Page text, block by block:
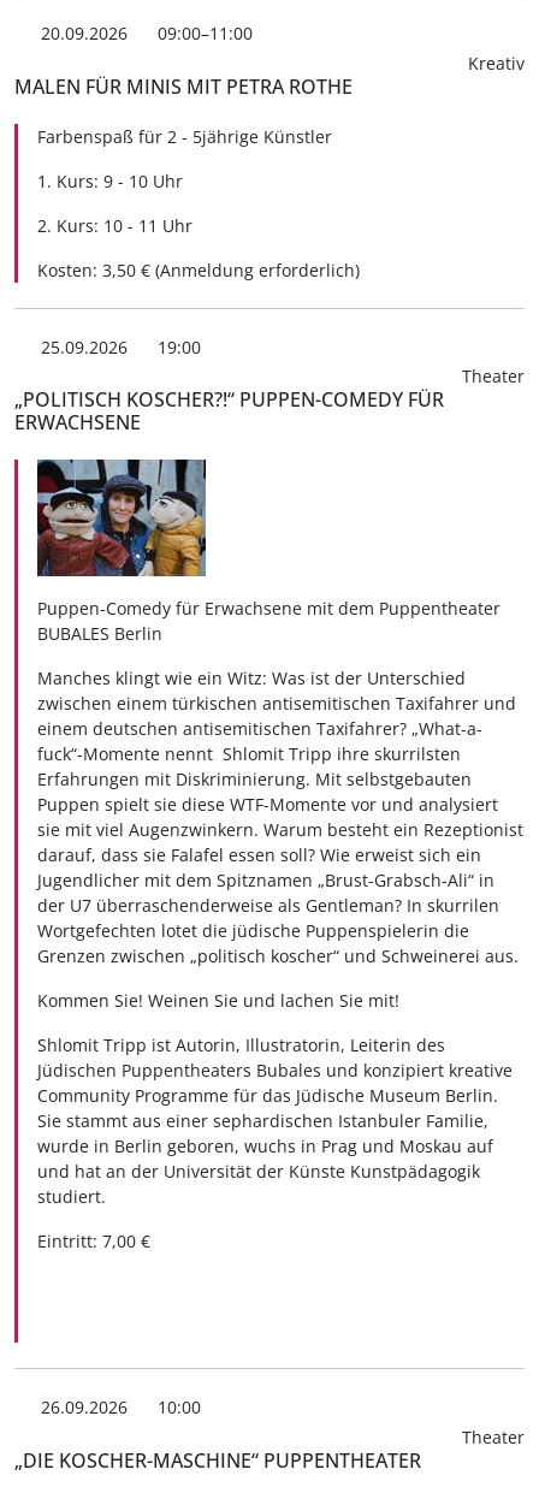
20.09.2026
09:00–11:00
Kreativ
MALEN FÜR MINIS MIT PETRA ROTHE
Farbenspaß für 2 - 5jährige Künstler
1. Kurs: 9 - 10 Uhr
2. Kurs: 10 - 11 Uhr
Kosten: 3,50 € (Anmeldung erforderlich)
25.09.2026
19:00
Theater
„POLITISCH KOSCHER?!“ PUPPEN-COMEDY FÜR
ERWACHSENE
Puppen-Comedy für Erwachsene mit dem Puppentheater
BUBALES Berlin
Manches klingt wie ein Witz: Was ist der Unterschied
zwischen einem türkischen antisemitischen Taxifahrer und
einem deutschen antisemitischen Taxifahrer? „What-a-
fuck“-Momente nennt Shlomit Tripp ihre skurrilsten
Erfahrungen mit Diskriminierung. Mit selbstgebauten
Puppen spielt sie diese WTF-Momente vor und analysiert
sie mit viel Augenzwinkern. Warum besteht ein Rezeptionist
darauf, dass sie Falafel essen soll? Wie erweist sich ein
Jugendlicher mit dem Spitznamen „Brust-Grabsch-Ali“ in
der U7 überraschenderweise als Gentleman? In skurrilen
Wortgefechten lotet die jüdische Puppenspielerin die
Grenzen zwischen „politisch koscher“ und Schweinerei aus.
Kommen Sie! Weinen Sie und lachen Sie mit!
Shlomit Tripp ist Autorin, Illustratorin, Leiterin des
Jüdischen Puppentheaters Bubales und konzipiert kreative
Community Programme für das Jüdische Museum Berlin.
Sie stammt aus einer sephardischen Istanbuler Familie,
wurde in Berlin geboren, wuchs in Prag und Moskau auf
und hat an der Universität der Künste Kunstpädagogik
studiert.
Eintritt: 7,00 €
26.09.2026
10:00
Theater
„DIE KOSCHER-MASCHINE“ PUPPENTHEATER